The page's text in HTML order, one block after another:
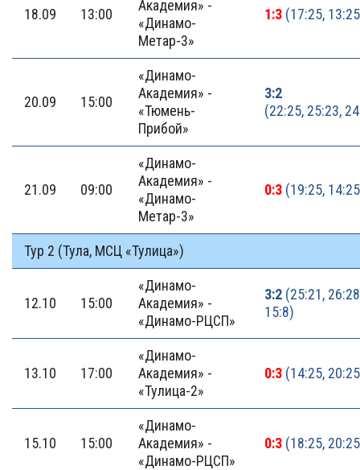
18.09 13:00
Академия» -
«Динамо-
Метар-3»
1:3 (17:25,
20.09 15:00
«Динамо-
Академия» -
«Тюмень-
Прибой»
3:2
(22:25, 25:23,
21.09 09:00
«Динамо-
Академия» -
«Динамо-
Метар-3»
0:3 (19:25,
Тур 2 (Тула, МСЦ «Тулица»)
12.10 15:00
«Динамо-
Академия» -
«Динамо-РЦСП»
3:2 (25:21,
15:8)
13.10 17:00
«Динамо-
Академия» -
«Тулица-2»
0:3 (14:25,
15.10 15:00
«Динамо-
Академия» -
«Динамо-РЦСП»
0:3 (18:25,